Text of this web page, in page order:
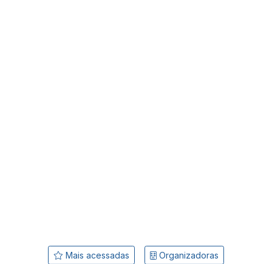
Mais acessadas Organizadoras